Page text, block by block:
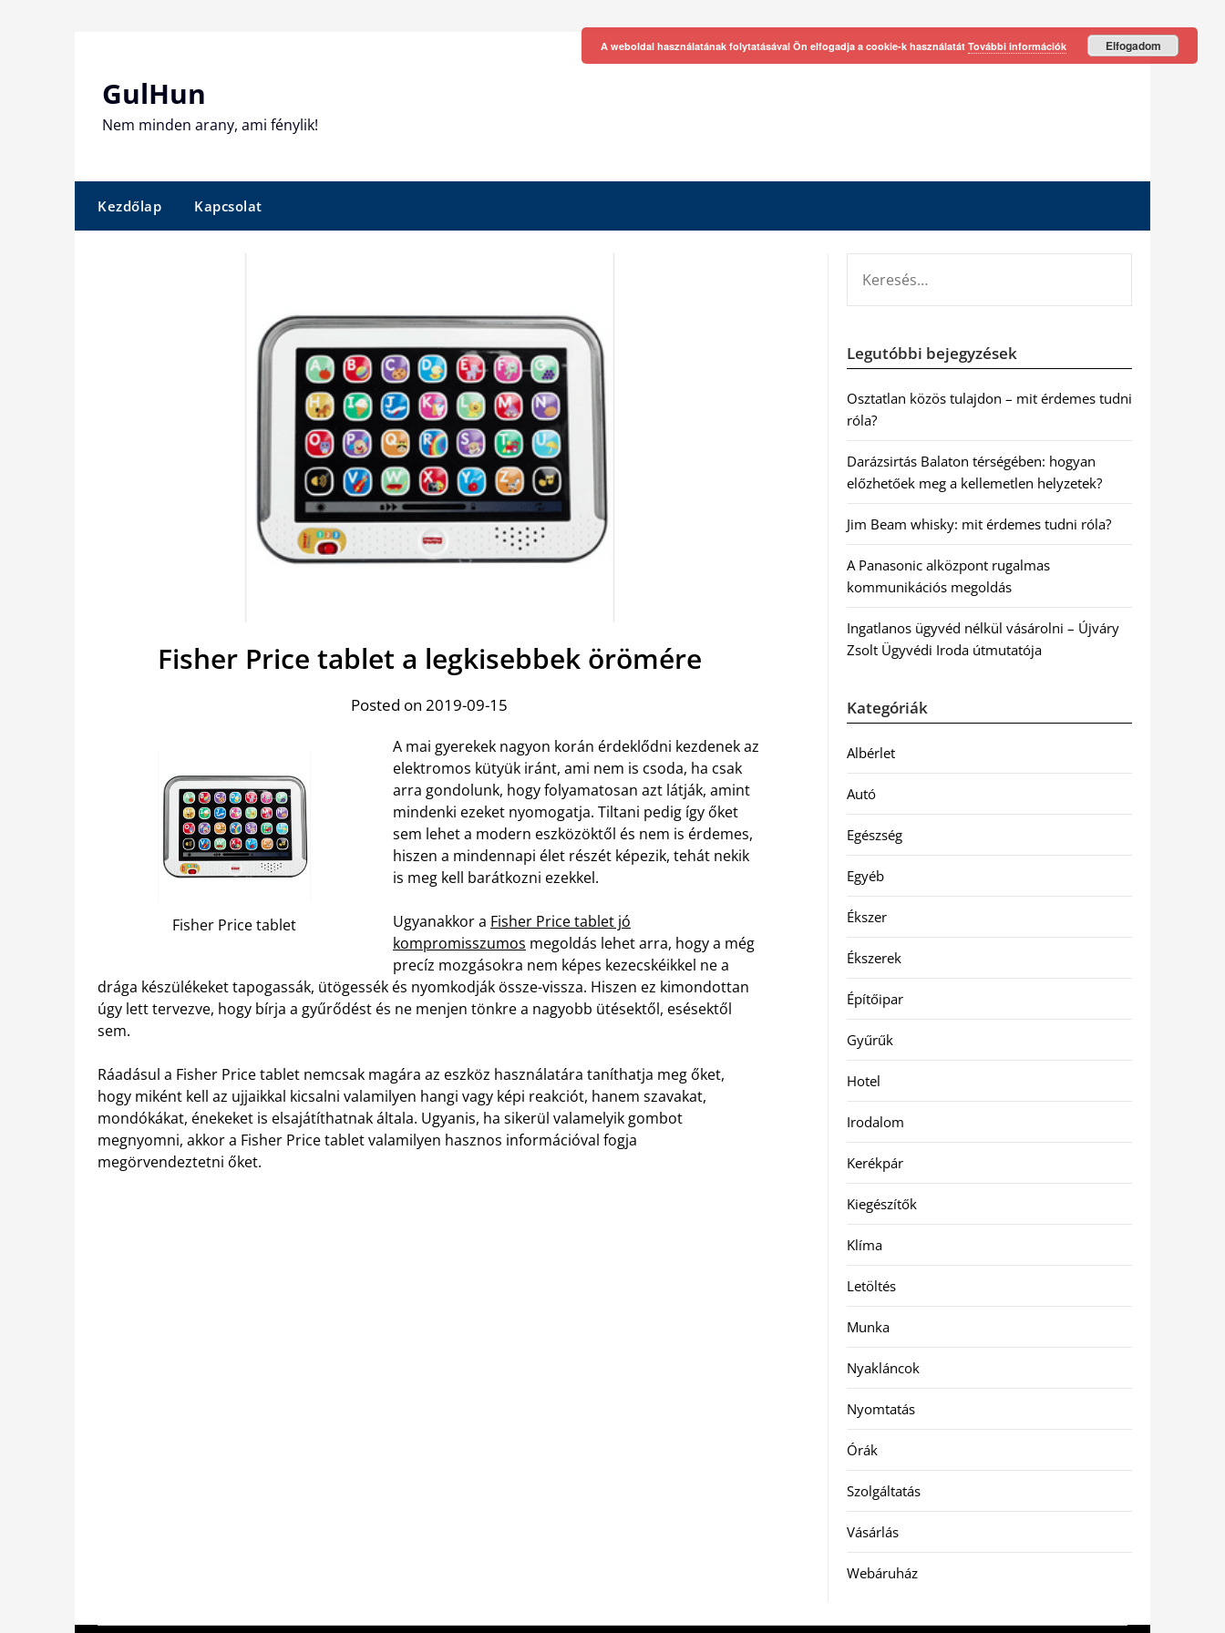
GulHun
Nem minden arany, ami fénylik!
Kezdőlap Kapcsolat
Fisher Price tablet a legkisebbek örömére
Posted on 2019-09-15
Fisher Price tablet
A mai gyerekek nagyon korán érdeklődni kezdenek az
elektromos kütyük iránt, ami nem is csoda, ha csak
arra gondolunk, hogy folyamatosan azt látják, amint
mindenki ezeket nyomogatja. Tiltani pedig így őket
sem lehet a modern eszközöktől és nem is érdemes,
hiszen a mindennapi élet részét képezik, tehát nekik
is meg kell barátkozni ezekkel.
Ugyanakkor a Fisher Price tablet jó
kompromisszumos megoldás lehet arra, hogy a még
precíz mozgásokra nem képes kezecskéikkel ne a
drága készülékeket tapogassák, ütögessék és nyomkodják össze-vissza. Hiszen ez kimondottan
úgy lett tervezve, hogy bírja a gyűrődést és ne menjen tönkre a nagyobb ütésektől, esésektől
sem.
Ráadásul a Fisher Price tablet nemcsak magára az eszköz használatára taníthatja meg őket,
hogy miként kell az ujjaikkal kicsalni valamilyen hangi vagy képi reakciót, hanem szavakat,
mondókákat, énekeket is elsajátíthatnak általa. Ugyanis, ha sikerül valamelyik gombot
megnyomni, akkor a Fisher Price tablet valamilyen hasznos információval fogja
megörvendeztetni őket.
Legutóbbi bejegyzések
Osztatlan közös tulajdon – mit érdemes tudni
róla?
Darázsirtás Balaton térségében: hogyan
előzhetőek meg a kellemetlen helyzetek?
Jim Beam whisky: mit érdemes tudni róla?
A Panasonic alközpont rugalmas
kommunikációs megoldás
Ingatlanos ügyvéd nélkül vásárolni – Újváry
Zsolt Ügyvédi Iroda útmutatója
Kategóriák
Albérlet
Autó
Egészség
Egyéb
Ékszer
Ékszerek
Építőipar
Gyűrűk
Hotel
Irodalom
Kerékpár
Kiegészítők
Klíma
Letöltés
Munka
Nyakláncok
Nyomtatás
Órák
Szolgáltatás
Vásárlás
Webáruház
A weboldal használatának folytatásával Ön elfogadja a cookie-k használatát További információk Elfogadom